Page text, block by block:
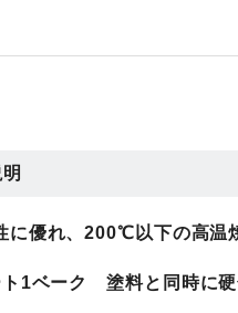
に優れ、200℃以下の高温
1ベーク 塗料と同時に